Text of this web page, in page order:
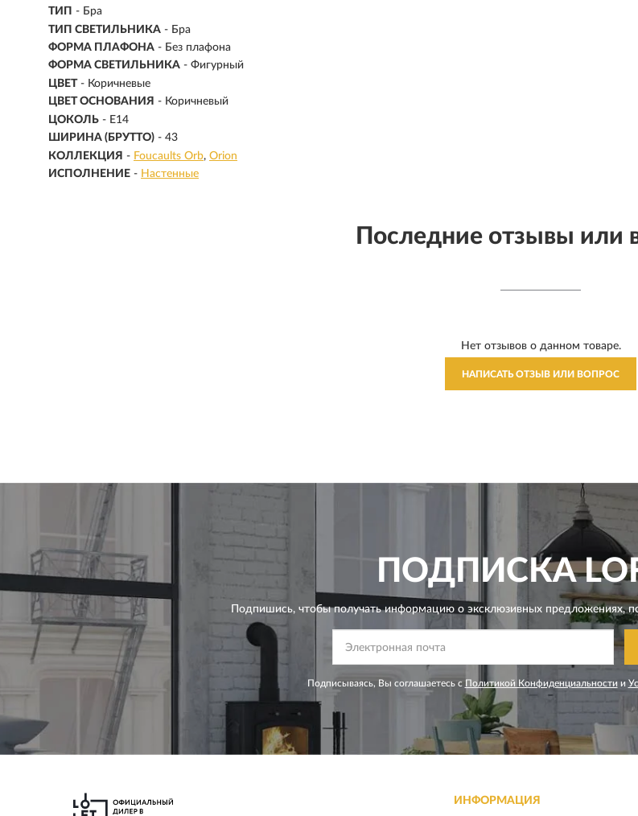
ТИП - Бра
ТИП СВЕТИЛЬНИКА - Бра
ФОРМА ПЛАФОНА - Без плафона
ФОРМА СВЕТИЛЬНИКА - Фигурный
ЦВЕТ - Коричневые
ЦВЕТ ОСНОВАНИЯ - Коричневый
ЦОКОЛЬ - E14
ШИРИНА (БРУТТО) - 43
КОЛЛЕКЦИЯ - Foucaults Orb Orion
ИСПОЛНЕНИЕ - Настенные
Последние отзывы или
Нет отзывов о данном товаре.
НАПИСАТЬ ОТЗЫВ ИЛИ ВОПРОС
ПОДПИСКА
Подпишись, чтобы получать информацию о эксклюзивных предложениях,
Подписываясь, Вы соглашаетесь с Политикой Конфиденциальности и
ИНФОРМАЦИЯ